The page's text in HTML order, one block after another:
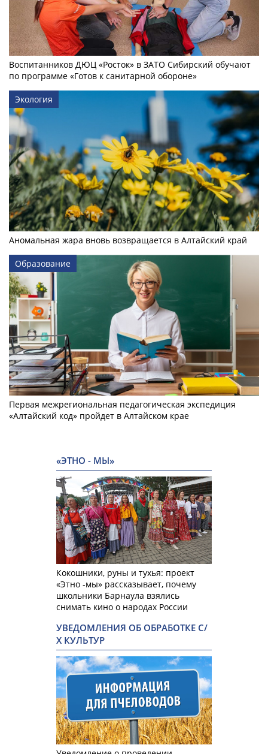
Воспитанников ДЮЦ «Росток» в ЗАТО Сибирский обучают
по программе «Готов к санитарной обороне»
Экология
Аномальная жара вновь возвращается в Алтайский край
Образование
Первая межрегиональная педагогическая экспедиция
«Алтайский код» пройдет в Алтайском крае
«ЭТНО - МЫ»
Кокошники, руны и тухья: проект
«Этно -мы» рассказывает, почему
школьники Барнаула взялись
снимать кино о народах России
УВЕДОМЛЕНИЯ ОБ ОБРАБОТКЕ С/
Х КУЛЬТУР